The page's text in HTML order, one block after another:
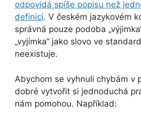
odpovídá spíše popisu než
definici. V českém jazykovém
správná pouze podoba
„vyjímka“ jako slovo ve
neexistuje.
Abychom se vyhnuli chybám v
dobré vytvořit si jednoduchá
nám pomohou. Například: